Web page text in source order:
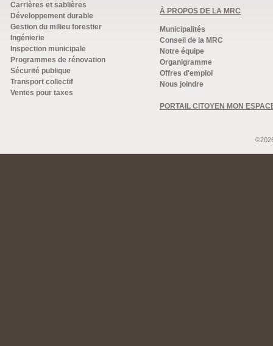
Carrières et sablières
Développement durable
Gestion du milieu forestier
Ingénierie
Inspection municipale
Programmes de rénovation
Sécurité publique
Transport collectif
Ventes pour taxes
À PROPOS DE LA MRC
Municipalités
Conseil de la MRC
Notre équipe
Organigramme
Offres d'emploi
Nous joindre
PORTAIL CITOYEN MON